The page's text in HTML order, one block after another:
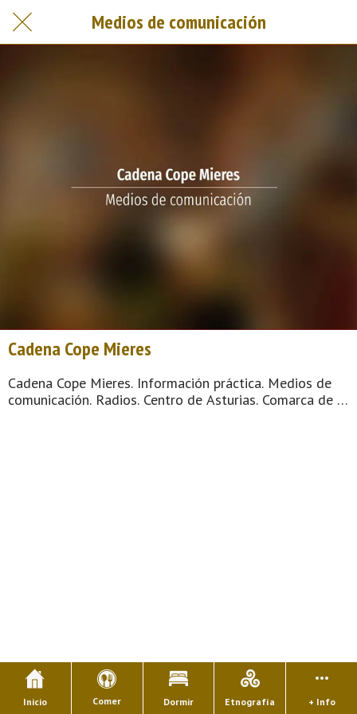
Medios de comunicación
Cadena Cope Mieres
Cadena Cope Mieres. Información práctica. Medios de
comunicación. Radios. Centro de Asturias. Comarca de la
Inicio Comer Dormir Etnografía + Info